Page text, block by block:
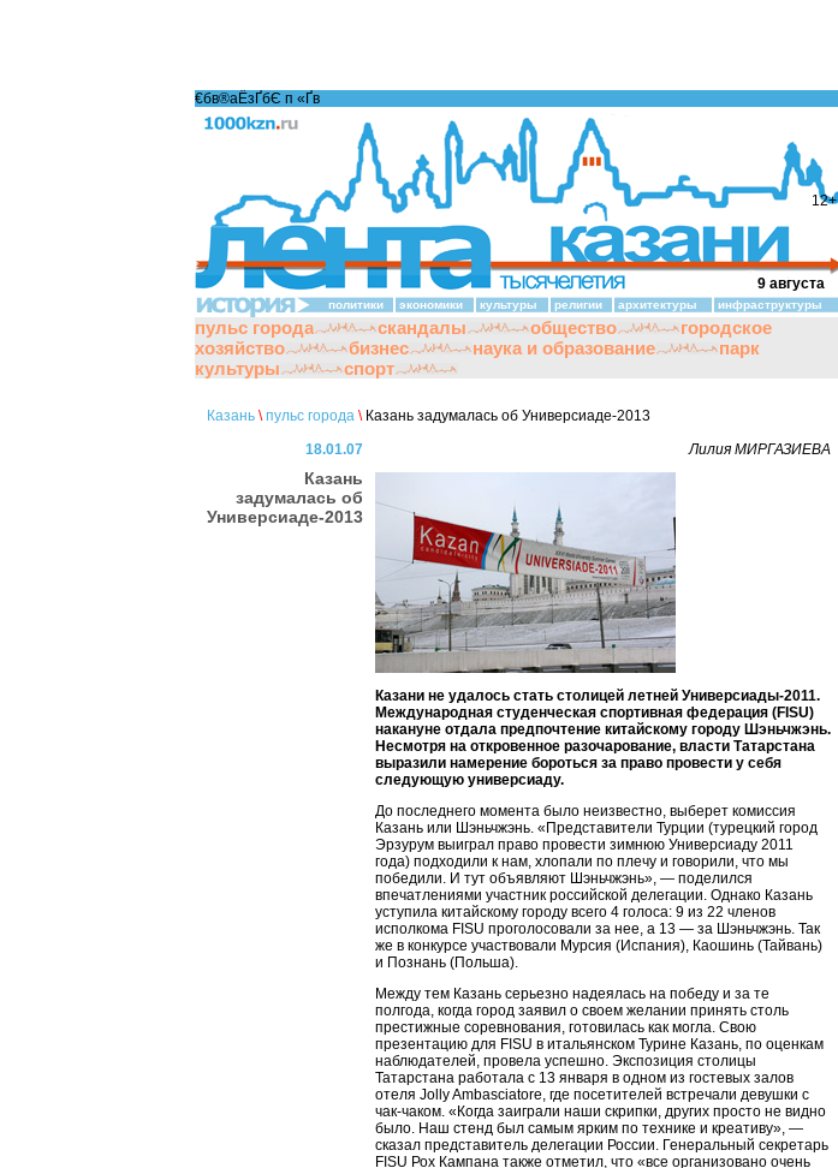
12+
€бв®аЁзҐбЄ п «Ґ­в
9 августа
политики экономики культуры религии архитектуры инфраструктуры
пульс города скандалы общество
городское
хозяйство
бизнес наука и образование
парк
культуры
спорт
Казань \ пульс города \Казань задумалась об Универсиаде-2013
18.01.07
Казань
задумалась об
Универсиаде-2013
Лилия МИРГАЗИЕВА
Казани не удалось стать столицей летней Универсиады-2011.
Международная студенческая спортивная федерация (FISU)
накануне отдала предпочтение китайскому городу Шэньчжэнь.
Несмотря на откровенное разочарование, власти Татарстана
выразили намерение бороться за право провести у себя
следующую универсиаду.
До последнего момента было неизвестно, выберет комиссия
Казань или Шэньчжэнь. «Представители Турции (турецкий город
Эрзурум выиграл право провести зимнюю Универсиаду 2011
года) подходили к нам, хлопали по плечу и говорили, что мы
победили. И тут объявляют Шэньчжэнь», — поделился
впечатлениями участник российской делегации. Однако Казань
уступила китайскому городу всего 4 голоса: 9 из 22 членов
исполкома FISU проголосовали за нее, а 13 — за Шэньчжэнь. Так
же в конкурсе участвовали Мурсия (Испания), Каошинь (Тайвань)
и Познань (Польша).
Между тем Казань серьезно надеялась на победу и за те
полгода, когда город заявил о своем желании принять столь
престижные соревнования, готовилась как могла. Свою
презентацию для FISU в итальянском Турине Казань, по оценкам
наблюдателей, провела успешно. Экспозиция столицы
Татарстана работала с 13 января в одном из гостевых залов
отеля Jolly Ambasciatore, где посетителей встречали девушки с
чак-чаком. «Когда заиграли наши скрипки, других просто не видно
было. Наш стенд был самым ярким по технике и креативу», —
сказал представитель делегации России. Генеральный секретарь
FISU Рох Кампана также отметил, что «все организовано очень